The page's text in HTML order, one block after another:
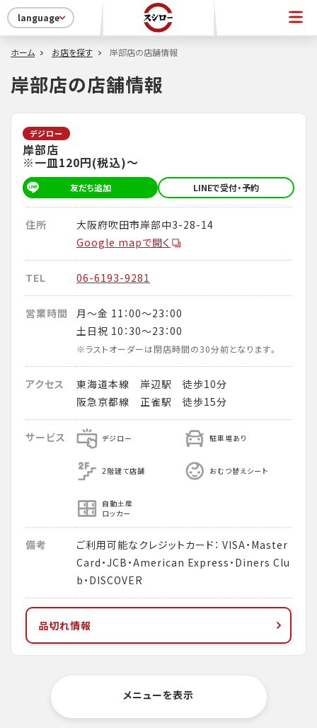
language
ホーム お店を探す 岸部店の店舗情報
岸部店の店舗情報
デジロー
岸部店
※一皿120円(税込)～
友だち追加 LINEで受付・予約
住所
大阪府吹田市岸部中3-28-14
Google mapで開く
TEL 06-6193-9281
営業時間
月～金 11：00～23：00
土日祝 10：30～23：00
※ラストオーダーは閉店時間の30分前となります。
アクセス
東海道本線 岸辺駅 徒歩10分
阪急京都線 正雀駅 徒歩15分
サービス デジロー 駐車場あり
2階建て店舗 おむつ替えシート
自動土産
ロッカー
備考
ご利用可能なクレジットカード： VISA・Master
Card・JCB・American Express・Diners Clu
b・DISCOVER
品切れ情報
メニューを表示